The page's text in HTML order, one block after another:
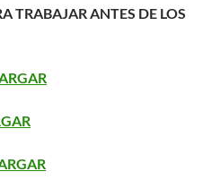
TRABAJAR ANTES DE LOS